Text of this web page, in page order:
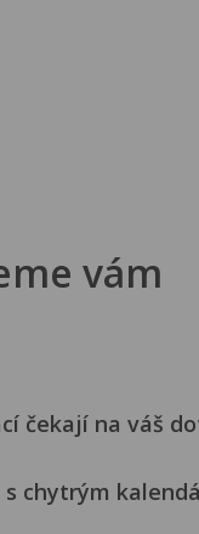
vám
čekají na váš
chytrým